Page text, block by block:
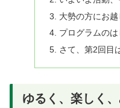
大勢の方にお
プログラムのは
さて、第2回目
ゆるく、楽しく